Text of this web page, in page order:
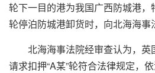
轮下一目的港为我国广西防城港，
轮停泊防城港卸货时，向北海海事
北海海事法院经审查认为，英
请求扣押“A某”轮符合法律规定，